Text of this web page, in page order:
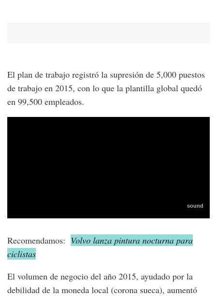
El plan de trabajo registró la supresión de 5,000 puestos
de trabajo en 2015, con lo que la plantilla global quedó
en 99,500 empleados.
Recomendamos: Volvo lanza pintura nocturna para
ciclistas
El volumen de negocio del año 2015, ayudado por la
debilidad de la moneda local (corona sueca), aumentó